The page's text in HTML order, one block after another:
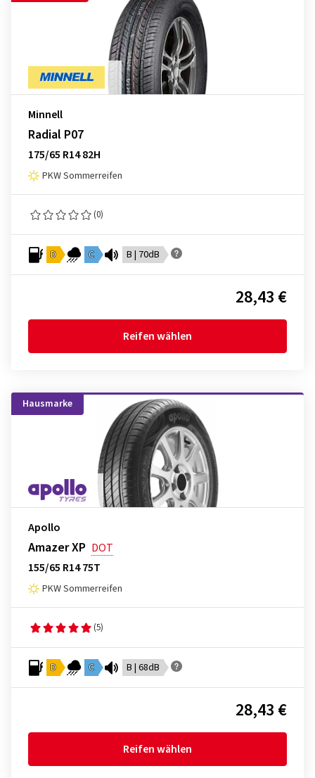
Minnell
Radial P07
175/65 R14 82H
PKW Sommerreifen
(0)
D C B | 70dB
28,43 €
Reifen wählen
Hausmarke
Apollo
Amazer XP DOT
155/65 R14 75T
PKW Sommerreifen
(5)
D C B | 68dB
28,43 €
Reifen wählen